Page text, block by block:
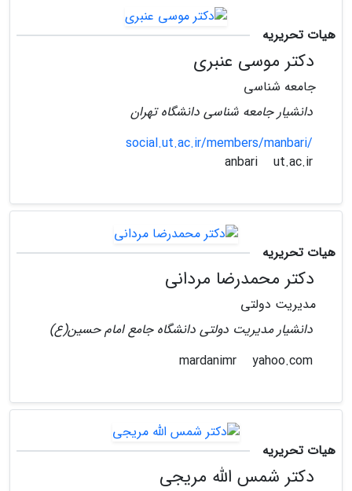
هیات تحریریه
دکتر موسی عنبری
جامعه شناسی
دانشیار جامعه شناسی دانشگاه تهران
social.ut.ac.ir/members/manbari/
ut.ac.ir
هیات تحریریه
دکتر محمدرضا مردانی
مدیریت دولتی
دانشیار مدیریت دولتی دانشگاه جامع امام حسین(ع)
yahoo.com
هیات تحریریه
دکتر شمس الله مریجی